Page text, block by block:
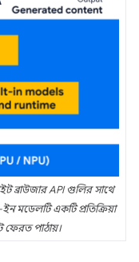
ব্রাউজার API গুলির সাথে
ইন মডেলটি একটি প্রতিক্রিয়া
ফেরত পাঠায়।